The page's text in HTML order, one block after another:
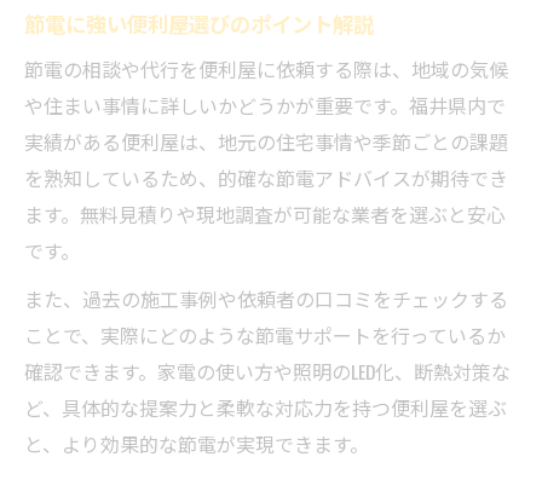
節電に強い便利屋選びのポイント解説
節電の相談や代行を便利屋に依頼する際は、地域の気候
や住まい事情に詳しいかどうかが重要です。福井県内で
実績がある便利屋は、地元の住宅事情や季節ごとの課題
を熟知しているため、的確な節電アドバイスが期待でき
ます。無料見積りや現地調査が可能な業者を選ぶと安心
です。
また、過去の施工事例や依頼者の口コミをチェックする
ことで、実際にどのような節電サポートを行っているか
確認できます。家電の使い方や照明のLED化、断熱対策な
ど、具体的な提案力と柔軟な対応力を持つ便利屋を選ぶ
と、より効果的な節電が実現できます。